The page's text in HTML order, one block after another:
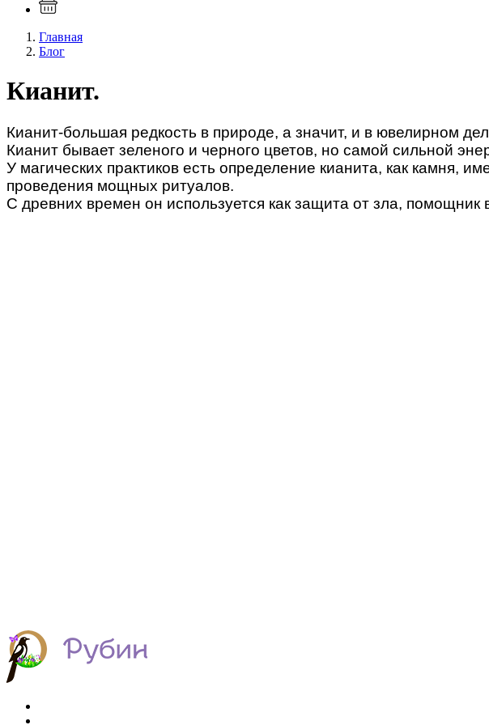
Главная
Блог
Кианит.
Кианит-большая редкость в природе, а значит, и в ювелирном
Кианит бывает зеленого и черного цветов, но самой сильной
У магических практиков есть определение кианита, как камня,
проведения мощных ритуалов.
С древних времен он используется как защита от зла,